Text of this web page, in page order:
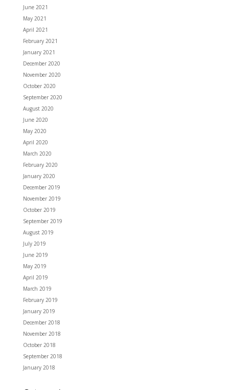
June 2021
May 2021
April 2021
February 2021
January 2021
December 2020
November 2020
October 2020
September 2020
August 2020
June 2020
May 2020
April 2020
March 2020
February 2020
January 2020
December 2019
November 2019
October 2019
September 2019
August 2019
July 2019
June 2019
May 2019
April 2019
March 2019
February 2019
January 2019
December 2018
November 2018
October 2018
September 2018
January 2018